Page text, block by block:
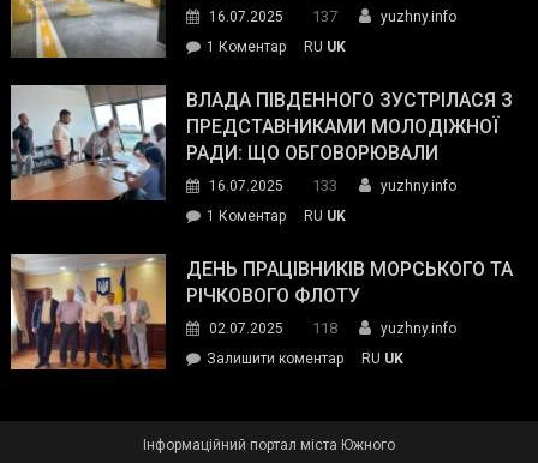
спільний
окупанти.
Маємо
діяти
команда
пожежу
у
16.07.2025 137
yuzhny.info
1 Коментардо
Південного
провів
інспекцію
укриття
RU UK
ВЛАДА ПІВДЕННОГО ЗУСТРІЛАСЯ З
ПРЕДСТАВНИКАМИ МОЛОДІЖНОЇ
РАДИ: ЩО ОБГОВОРЮВАЛИ
16.07.2025 133
yuzhny.info
1 Коментардо
Південного
зустрілася
представниками
молодіжної
обговорювали
RU UK
ДЕНЬ ПРАЦІВНИКІВ МОРСЬКОГО ТА
РІЧКОВОГО ФЛОТУ
02.07.2025 118
yuzhny.info
Залишити коментарon
RU UK
Інформаційний портал міста Южного